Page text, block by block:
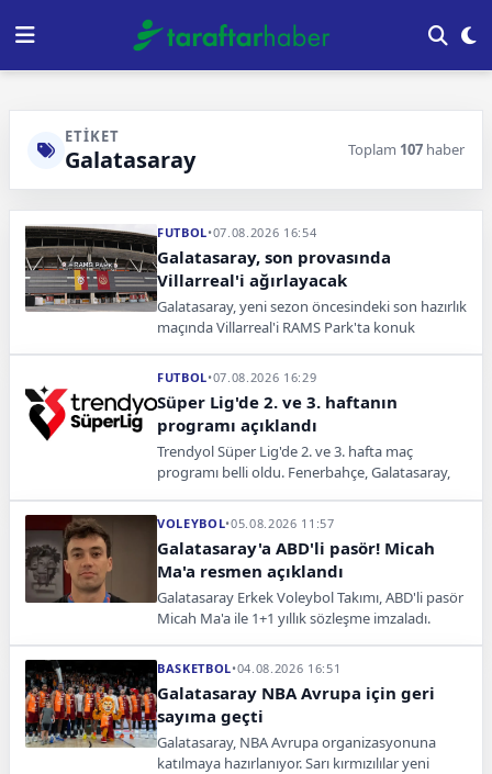
ETIKET
Galatasaray Toplam 107 haber
FUTBOL•07.08.2026 16:54
Galatasaray, son provasında
Villarreal'i ağırlayacak
Galatasaray, yeni sezon öncesindeki son hazırlık
maçında Villarreal'i RAMS Park'ta konuk
verecek.
FUTBOL•07.08.2026 16:29
Süper Lig'de 2. ve 3. haftanın
programı açıklandı
Trendyol Süper Lig'de 2. ve 3. hafta maç
programı belli oldu. Fenerbahçe, Galatasaray,
VOLEYBOL•05.08.2026 11:57
Galatasaray'a ABD'li pasör! Micah
Ma'a resmen açıklandı
Galatasaray Erkek Voleybol Takımı, ABD'li pasör
Micah Ma'a ile 1+1 yıllık sözleşme imzaladı.
BASKETBOL•04.08.2026 16:51
Galatasaray NBA Avrupa için geri
sayıma geçti
Galatasaray, NBA Avrupa organizasyonuna
katılmaya hazırlanıyor. Sarı kırmızılılar yeni